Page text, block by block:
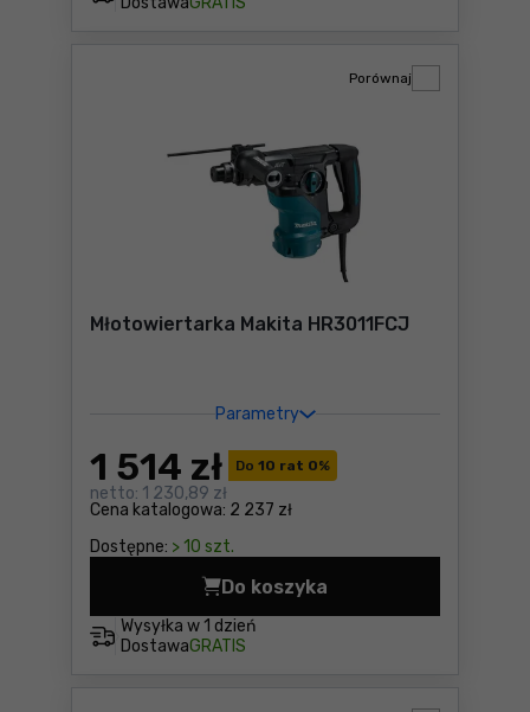
Młotowiertarka Makita HR3011FCJ
Parametry
Do 10 rat 0%
Cena katalogowa: 2 237 zł
1 514 zł
netto: 1 230,89 zł
Dostępne: > 10 szt.
Porównaj
Wysyłka w 1 dzień
DostawaGRATIS
Do koszyka
Młotowiertarka Makita